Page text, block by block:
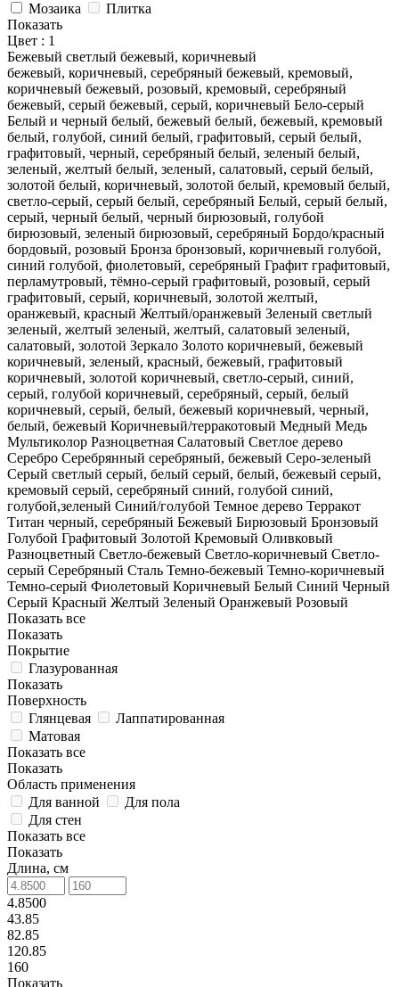
Мозаика
Плитка
Показать
Цвет : 1
Бежевый светлый бежевый, коричневый
бежевый, коричневый, серебряный бежевый, кремовый,
коричневый бежевый, розовый, кремовый, серебряный
бежевый, серый бежевый, серый, коричневый Бело-серый
Белый и черный белый, бежевый белый, бежевый, кремовый
белый, голубой, синий белый, графитовый, серый белый,
графитовый, черный, серебряный белый, зеленый белый,
зеленый, желтый белый, зеленый, салатовый, серый белый,
золотой белый, коричневый, золотой белый, кремовый белый,
светло-серый, серый белый, серебряный Белый, серый белый,
серый, черный белый, черный бирюзовый, голубой
бирюзовый, зеленый бирюзовый, серебряный Бордо/красный
бордовый, розовый Бронза бронзовый, коричневый голубой,
синий голубой, фиолетовый, серебряный Графит графитовый,
перламутровый, тёмно-серый графитовый, розовый, серый
графитовый, серый, коричневый, золотой желтый,
оранжевый, красный Желтый/оранжевый Зеленый светлый
зеленый, желтый зеленый, желтый, салатовый зеленый,
салатовый, золотой Зеркало Золото коричневый, бежевый
коричневый, зеленый, красный, бежевый, графитовый
коричневый, золотой коричневый, светло-серый, синий,
серый, голубой коричневый, серебряный, серый, белый
коричневый, серый, белый, бежевый коричневый, черный,
белый, бежевый Коричневый/терракотовый Медный Медь
Мультиколор Разноцветная Салатовый Светлое дерево
Серебро Серебрянный серебряный, бежевый Серо-зеленый
Серый светлый серый, белый серый, белый, бежевый серый,
кремовый серый, серебряный синий, голубой синий,
голубой,зеленый Синий/голубой Темное дерево Терракот
Титан черный, серебряный Бежевый Бирюзовый Бронзовый
Голубой Графитовый Золотой Кремовый Оливковый
Разноцветный Светло-бежевый Светло-коричневый Светло-
серый Серебряный Сталь Темно-бежевый Темно-коричневый
Темно-серый Фиолетовый Коричневый Белый Синий Черный
Серый Красный Желтый Зеленый Оранжевый Розовый
Показать все
Показать
Покрытие
Глазурованная
Показать
Поверхность
Глянцевая
Лаппатированная
Матовая
Показать все
Показать
Область применения
Для ванной
Для пола
Для стен
Показать все
Показать
Длина, см
4.8500
43.85
82.85
120.85
160
Показать